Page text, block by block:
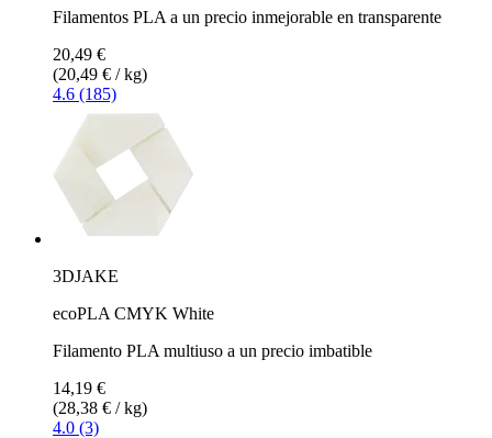
Filamentos PLA a un precio inmejorable en transparente
20,49 €
(20,49 € / kg)
4.6 (185)
3DJAKE
ecoPLA CMYK White
Filamento PLA multiuso a un precio imbatible
14,19 €
(28,38 € / kg)
4.0 (3)